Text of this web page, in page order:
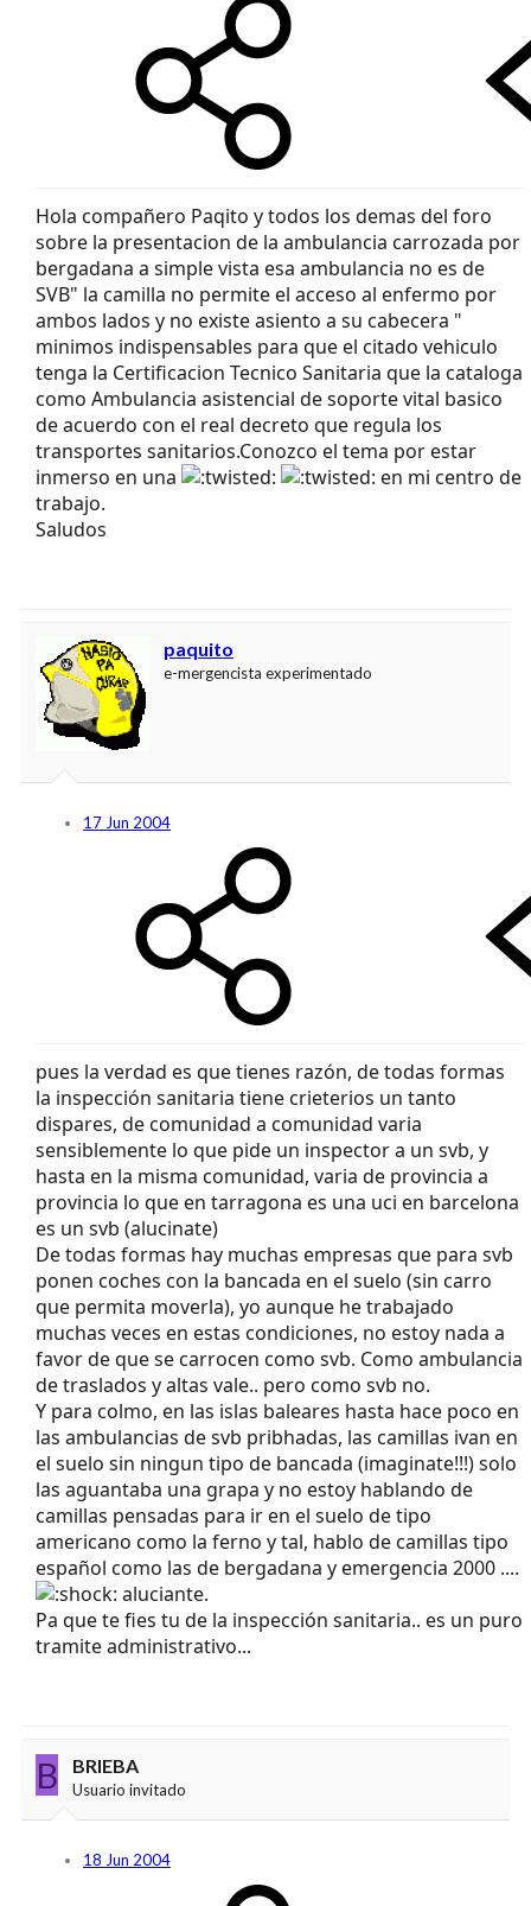
Hola compañero Paqito y todos los demas del foro
sobre la presentacion de la ambulancia carrozada por
bergadana a simple vista esa ambulancia no es de
SVB" la camilla no permite el acceso al enfermo por
ambos lados y no existe asiento a su cabecera "
minimos indispensables para que el citado vehiculo
tenga la Certificacion Tecnico Sanitaria que la cataloga
como Ambulancia asistencial de soporte vital basico
de acuerdo con el real decreto que regula los
transportes sanitarios.Conozco el tema por estar
inmerso en una
en mi centro de
trabajo.
Saludos
paquito
e-mergencista experimentado
17 Jun 2004
pues la verdad es que tienes razón, de todas formas
la inspección sanitaria tiene crieterios un tanto
dispares, de comunidad a comunidad varia
sensiblemente lo que pide un inspector a un svb, y
hasta en la misma comunidad, varia de provincia a
provincia lo que en tarragona es una uci en barcelona
es un svb (alucinate)
De todas formas hay muchas empresas que para svb
ponen coches con la bancada en el suelo (sin carro
que permita moverla), yo aunque he trabajado
muchas veces en estas condiciones, no estoy nada a
favor de que se carrocen como svb. Como ambulancia
de traslados y altas vale.. pero como svb no.
Y para colmo, en las islas baleares hasta hace poco en
las ambulancias de svb pribhadas, las camillas ivan en
el suelo sin ningun tipo de bancada (imaginate!!!) solo
las aguantaba una grapa y no estoy hablando de
camillas pensadas para ir en el suelo de tipo
americano como la ferno y tal, hablo de camillas tipo
español como las de bergadana y emergencia 2000 ....
aluciante.
Pa que te fies tu de la inspección sanitaria.. es un puro
tramite administrativo...
B BRIEBA
Usuario invitado
18 Jun 2004